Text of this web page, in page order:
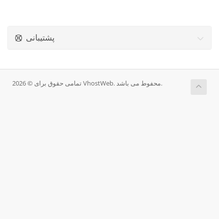
پشتیبانی
تمامی حقوق برای © 2026 VhostWeb. محفوط می باشد.